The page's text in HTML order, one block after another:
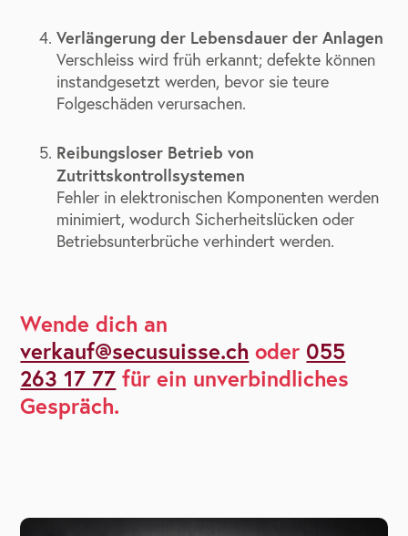
Verlängerung der Lebensdauer der Anlagen
Verschleiss wird früh erkannt; defekte können
instandgesetzt werden, bevor sie teure
Folgeschäden verursachen.
Reibungsloser Betrieb von
Zutrittskontrollsystemen
Fehler in elektronischen Komponenten werden
minimiert, wodurch Sicherheitslücken oder
Betriebsunterbrüche verhindert werden.
Wende dich an
verkauf@secusuisse.ch oder 055
263 17 77 für ein unverbindliches
Gespräch.